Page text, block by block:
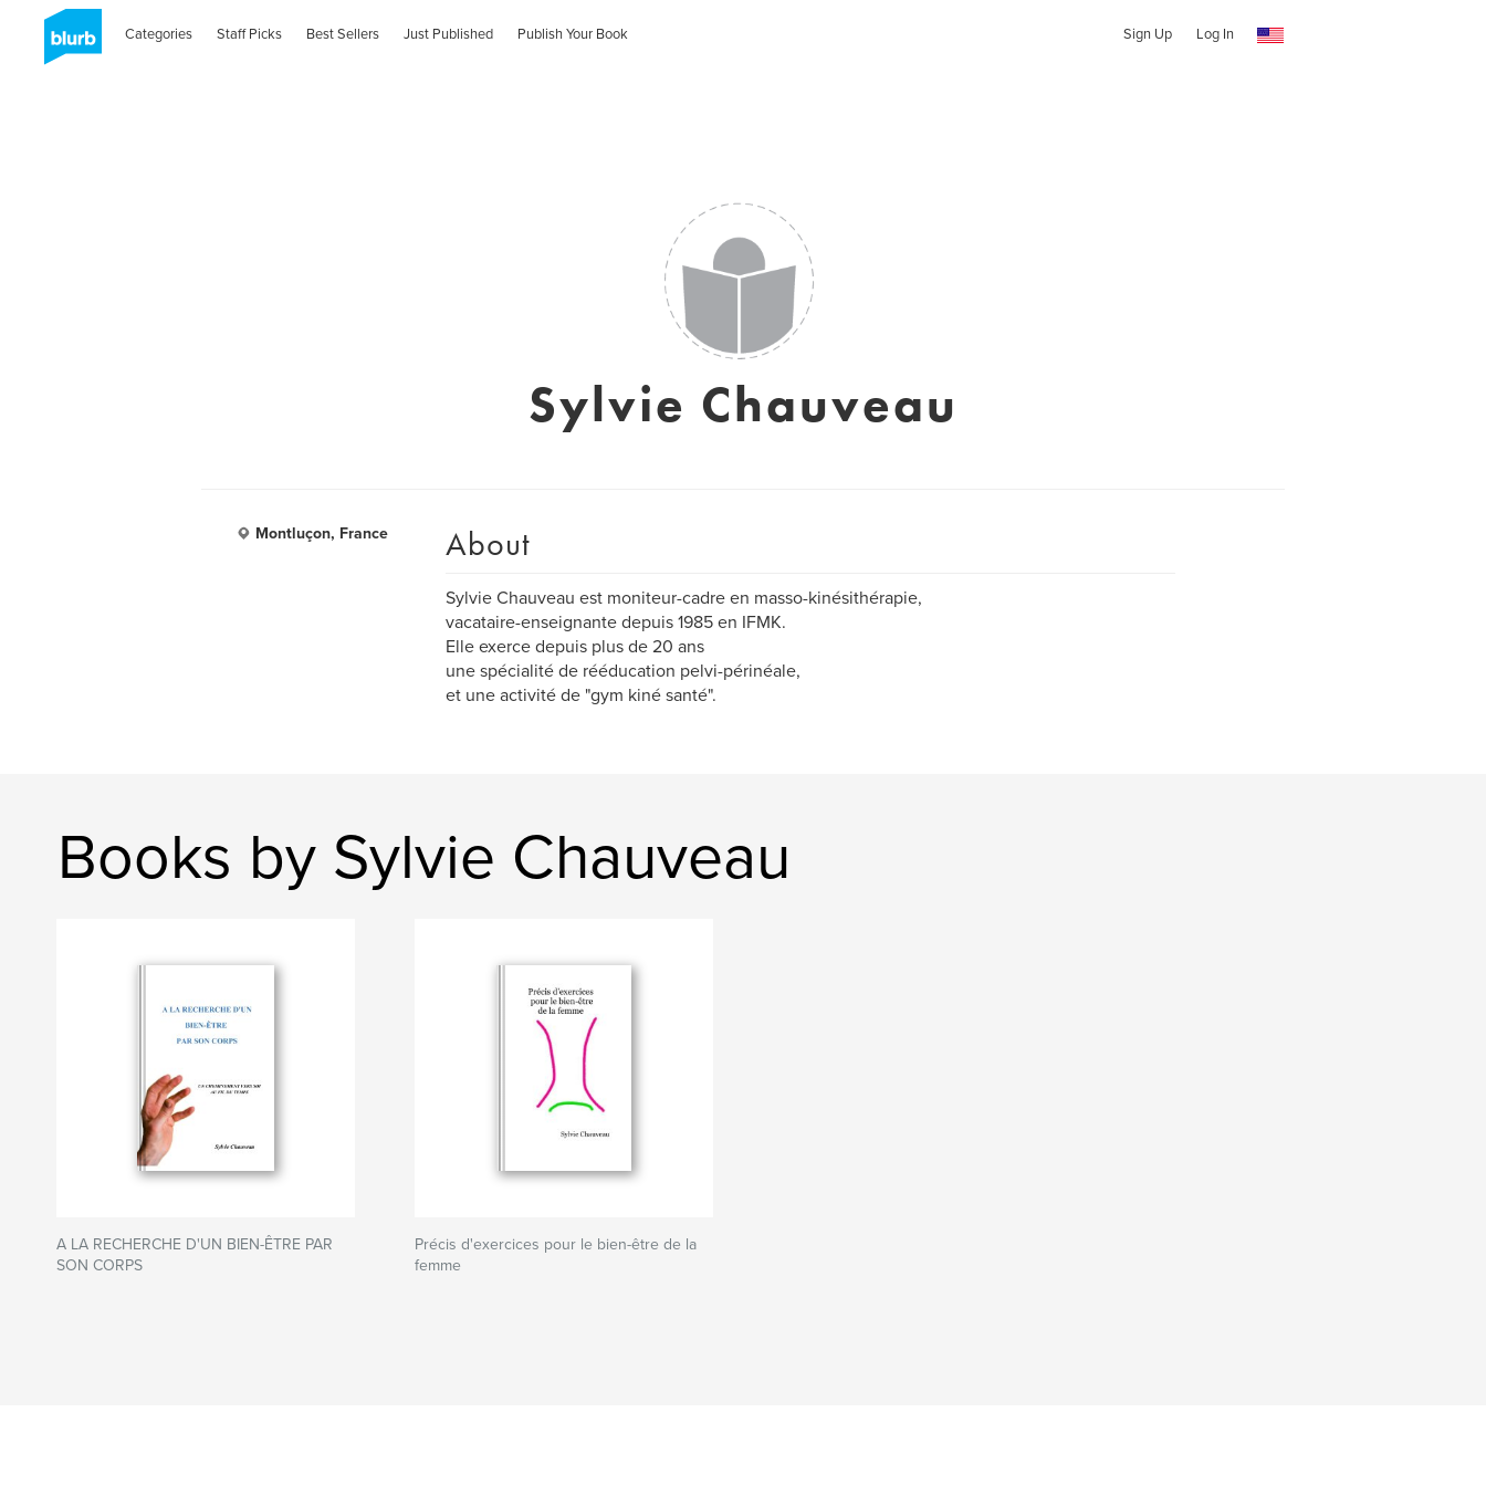
Categories Staff Picks Best Sellers Just Published Publish Your Book Sign Up Log In
Sylvie Chauveau
Montluçon, France About
Sylvie Chauveau est moniteur-cadre en masso-kinésithérapie,
vacataire-enseignante depuis 1985 en IFMK.
Elle exerce depuis plus de 20 ans
une spécialité de rééducation pelvi-périnéale,
et une activité de "gym kiné santé".
Books by Sylvie Chauveau
A LA RECHERCHE D'UN BIEN-ÊTRE PAR
SON CORPS
Précis d'exercices pour le bien-être de la
femme